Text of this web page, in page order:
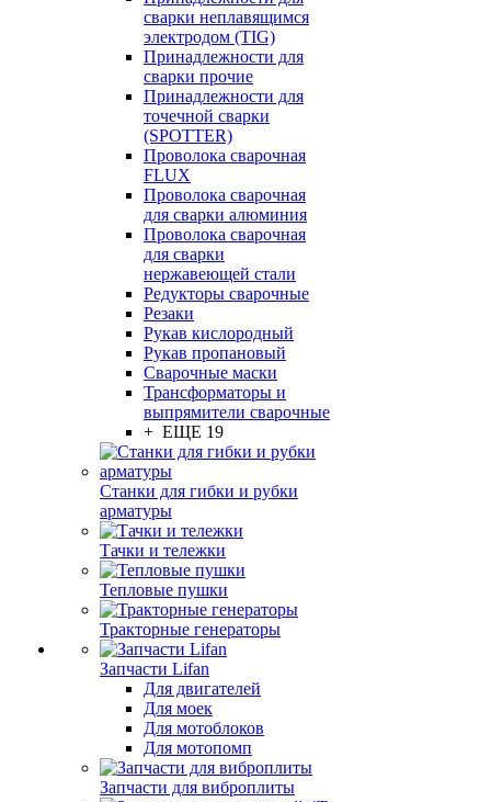
сварки неплавящимся
электродом (TIG)
Принадлежности для
сварки прочие
Принадлежности для
точечной сварки
(SPOTTER)
Проволока сварочная
FLUX
Проволока сварочная
для сварки алюминия
Проволока сварочная
для сварки
нержавеющей стали
Редукторы сварочные
Резаки
Рукав кислородный
Рукав пропановый
Сварочные маски
Трансформаторы и
выпрямители сварочные
+ ЕЩЕ 19
Станки для гибки и рубки
арматуры
Тачки и тележки
Тепловые пушки
Тракторные генераторы
Запчасти Lifan
Для двигателей
Для моек
Для мотоблоков
Для мотопомп
Запчасти для виброплиты